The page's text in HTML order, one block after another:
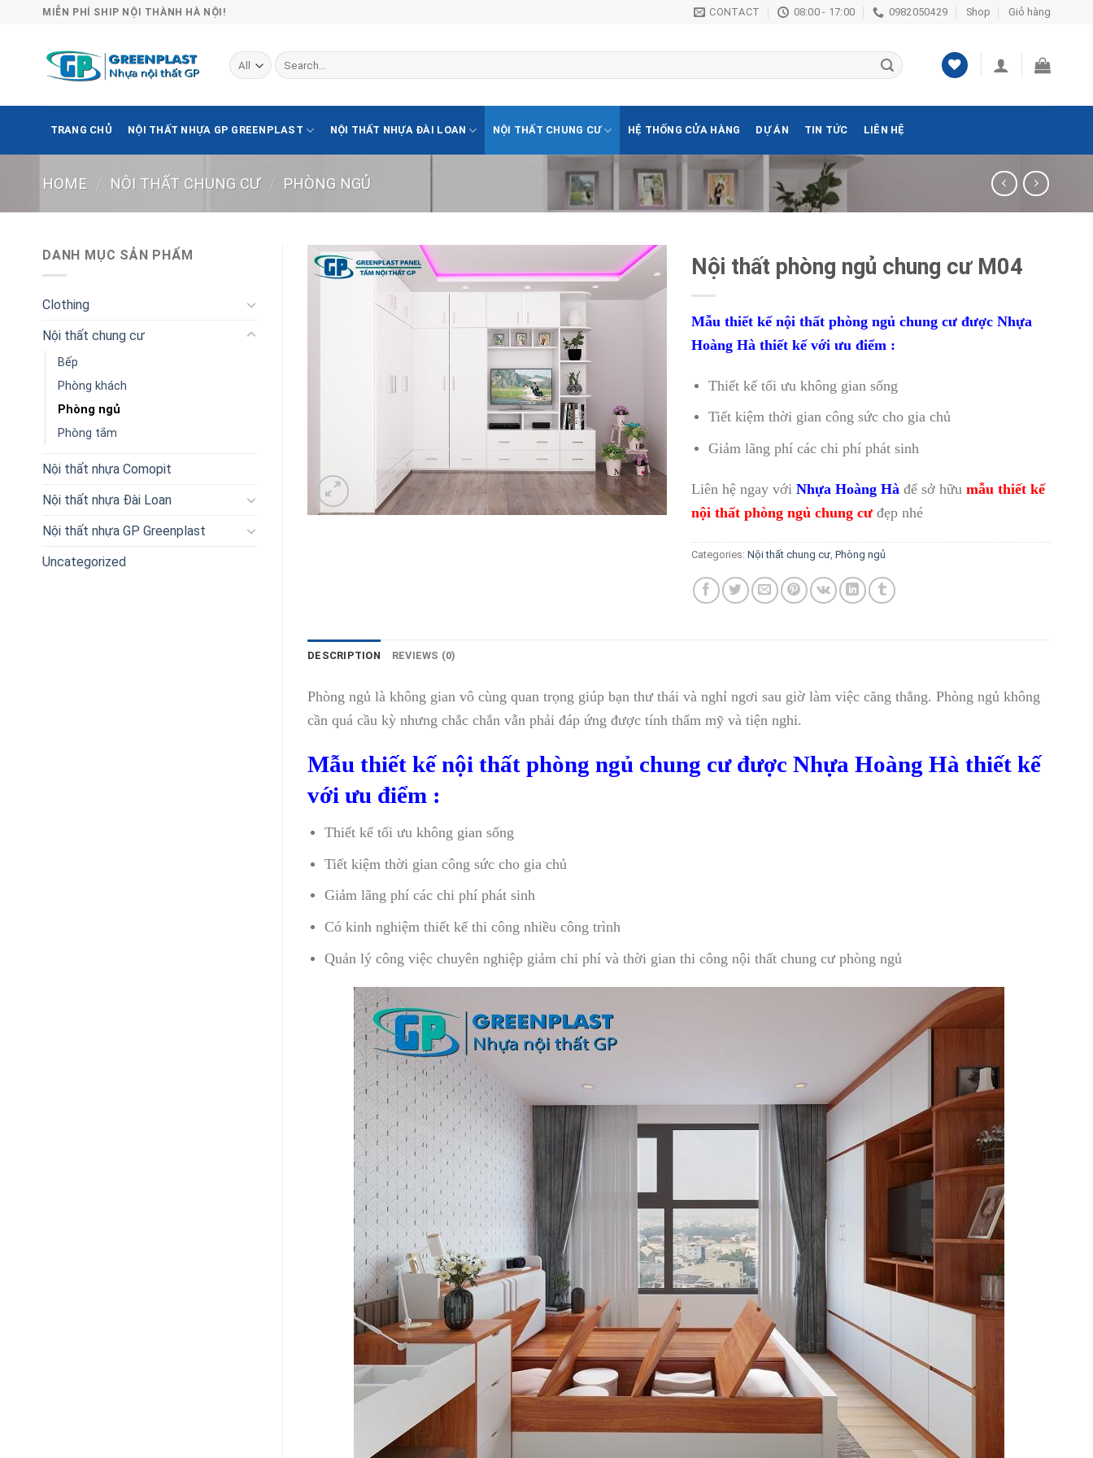
MIỄN PHÍ SHIP NỘI THÀNH HÀ NỘI! CONTACT 08:00 - 17:00 0982050429 Shop Giỏ hàng
Search
for:
TRANG CHỦ NỘI THẤT NHỰA GP GREENPLAST NỘI THẤT NHỰA ĐÀI LOAN NỘI THẤT CHUNG CƯ HỆ THỐNG CỬA HÀNG DỰ ÁN TIN TỨC LIÊN HỆ
HOME / NỘI THẤT CHUNG CƯ / PHÒNG NGỦ
DANH MỤC SẢN PHẨM
Clothing
Nội thất chung cư
Bếp
Phòng khách
Phòng ngủ
Phòng tắm
Nội thất nhựa Comopit
Nội thất nhựa Đài Loan
Nội thất nhựa GP Greenplast
Uncategorized
Lưu
Nội thất phòng ngủ chung cư M04
Mẫu thiết kế nội thất phòng ngủ chung cư được Nhựa
Hoàng Hà thiết kế với ưu điểm :
Thiết kế tối ưu không gian sống
Tiết kiệm thời gian công sức cho gia chủ
Giảm lãng phí các chi phí phát sinh
Liên hệ ngay với Nhựa Hoàng Hà để sở hữu mẫu thiết kế
nội thất phòng ngủ chung cư đẹp nhé
Categories: Nội thất chung cư Phòng ngủ
DESCRIPTION REVIEWS (0)
Phòng ngủ là không gian vô cùng quan trọng giúp bạn thư thái và nghỉ ngơi sau giờ làm việc căng thẳng. Phòng ngủ không
cần quá cầu kỳ nhưng chắc chắn vẫn phải đáp ứng được tính thẩm mỹ và tiện nghi.
Mẫu thiết kế nội thất phòng ngủ chung cư được Nhựa Hoàng Hà thiết kế
với ưu điểm :
Thiết kế tối ưu không gian sống
Tiết kiệm thời gian công sức cho gia chủ
Giảm lãng phí các chi phí phát sinh
Có kinh nghiệm thiết kế thi công nhiều công trình
Quản lý công việc chuyên nghiệp giảm chi phí và thời gian thi công nội thất chung cư phòng ngủ